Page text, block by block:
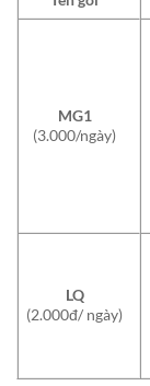
MG1
(3.000/ngày)
LQ
(2.000đ/ ngày)